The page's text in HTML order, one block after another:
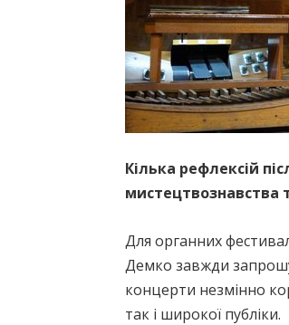
Кілька рефлексій
мистецтвознавства
Для органних
Демко завжди
концерти незмінно
так і широкої публіки.